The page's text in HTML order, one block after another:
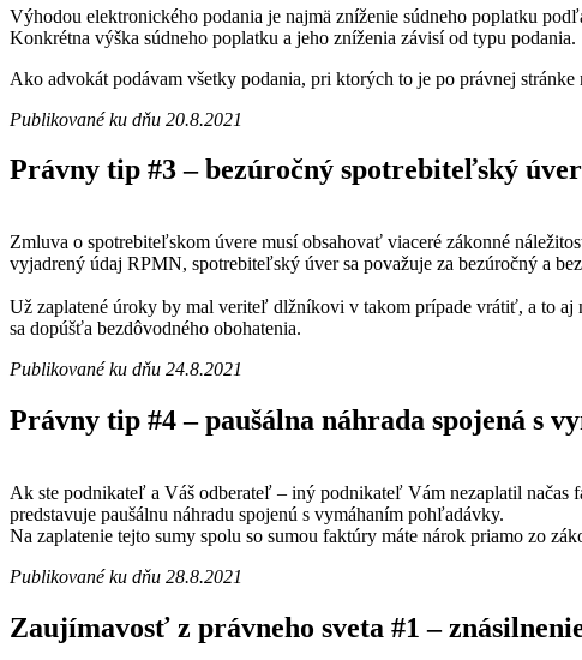
Výhodou elektronického podania je najmä zníženie súdneho poplatku
Konkrétna výška súdneho poplatku a jeho zníženia závisí od typu podania.
Ako advokát podávam všetky podania, pri ktorých to je po právnej
Publikované ku dňu 20.8.2021
Právny tip #3 – bezúročný spotrebiteľský úver
Zmluva o spotrebiteľskom úvere musí obsahovať viaceré zákonné
vyjadrený údaj RPMN, spotrebiteľský úver sa považuje za bezúročný a
Už zaplatené úroky by mal veriteľ dlžníkovi v takom prípade vrátiť, a to
sa dopúšťa bezdôvodného obohatenia.
Publikované ku dňu 24.8.2021
Právny tip #4 – paušálna náhrada spojená s
Ak ste podnikateľ a Váš odberateľ – iný podnikateľ Vám nezaplatil načas
predstavuje paušálnu náhradu spojenú s vymáhaním pohľadávky.
Na zaplatenie tejto sumy spolu so sumou faktúry máte nárok priamo zo
Publikované ku dňu 28.8.2021
Zaujímavosť z právneho sveta #1 –